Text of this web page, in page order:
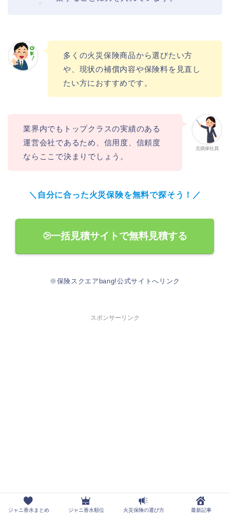
多くの火災保険商品から選びたい方
や、現状の補償内容や保険料を見直し
たい方におすすめです。
元損保社員
業界内でもトップクラスの実績のある
運営会社であるため、信用度、信頼度
ならここで決まりでしょう。
＼自分に合った火災保険を無料で探そう！／
⧁一括見積サイトで無料見積する
※保険スクエアbang!公式サイトへリンク
スポンサーリンク
ジャニ香水まとめ ジャニ香水順位 火災保険の選び方 最新記事